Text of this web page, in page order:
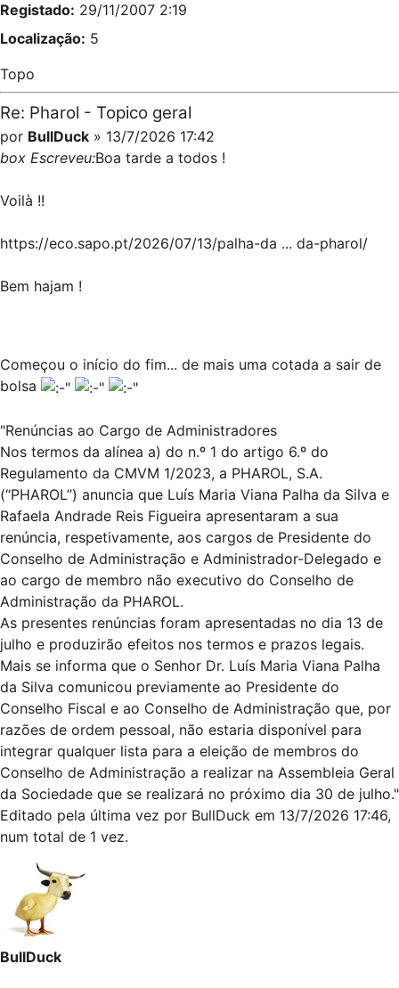
Registado: 29/11/2007 2:19
Localização: 5
Topo
Re: Pharol - Topico geral
por BullDuck » 13/7/2026 17:42
box Escreveu:Boa tarde a todos !
Voilà !!
https://eco.sapo.pt/2026/07/13/palha-da ... da-pharol/
Bem hajam !
Começou o início do fim... de mais uma cotada a sair de
bolsa
"Renúncias ao Cargo de Administradores
Nos termos da alínea a) do n.º 1 do artigo 6.º do
Regulamento da CMVM 1/2023, a PHAROL, S.A.
(“PHAROL”) anuncia que Luís Maria Viana Palha da Silva e
Rafaela Andrade Reis Figueira apresentaram a sua
renúncia, respetivamente, aos cargos de Presidente do
Conselho de Administração e Administrador-Delegado e
ao cargo de membro não executivo do Conselho de
Administração da PHAROL.
As presentes renúncias foram apresentadas no dia 13 de
julho e produzirão efeitos nos termos e prazos legais.
Mais se informa que o Senhor Dr. Luís Maria Viana Palha
da Silva comunicou previamente ao Presidente do
Conselho Fiscal e ao Conselho de Administração que, por
razões de ordem pessoal, não estaria disponível para
integrar qualquer lista para a eleição de membros do
Conselho de Administração a realizar na Assembleia Geral
da Sociedade que se realizará no próximo dia 30 de julho."
Editado pela última vez por BullDuck em 13/7/2026 17:46,
num total de 1 vez.
BullDuck